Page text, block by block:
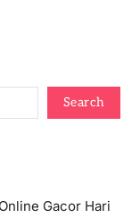
Search
Gacor Hari